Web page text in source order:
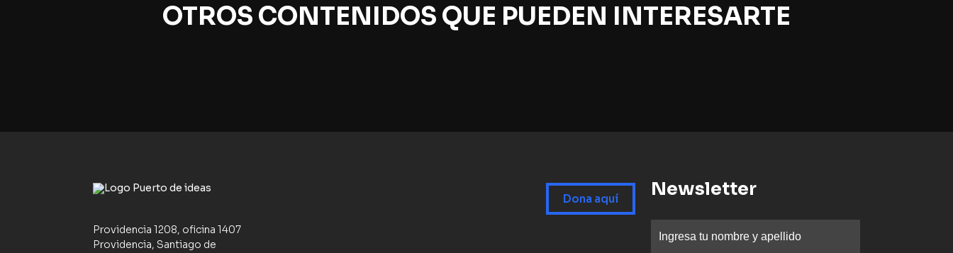
OTROS CONTENIDOS QUE PUEDEN INTERESARTE
Providencia 1208, oficina 1407
Providencia, Santiago de
Dona aquí Newsletter